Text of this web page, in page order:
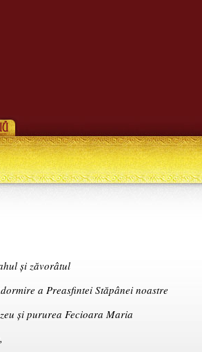
și zăvorâtul
a Preasfintei Stăpânei noastre
și pururea Fecioara Maria